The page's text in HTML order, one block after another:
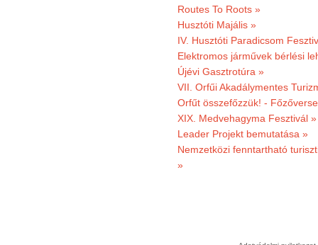
Routes To Roots »
Husztóti Majális »
IV. Husztóti Paradicsom
Elektromos járművek bérlési
Újévi Gasztrotúra »
VII. Orfűi Akadálymentes
Orfűt összefőzzük! -
XIX. Medvehagyma Fesztivál »
Leader Projekt bemutatása »
Nemzetközi fenntartható
»